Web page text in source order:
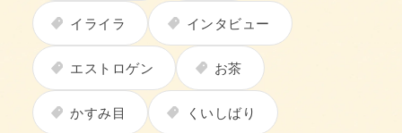
イライラ インタビュー
エストロゲン お茶
かすみ目 くいしばり